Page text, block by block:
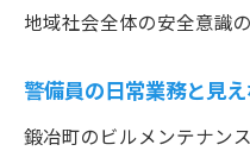
地域社会全体の安全意識
警備員の日常業務と見
鍛冶町のビルメンテナン